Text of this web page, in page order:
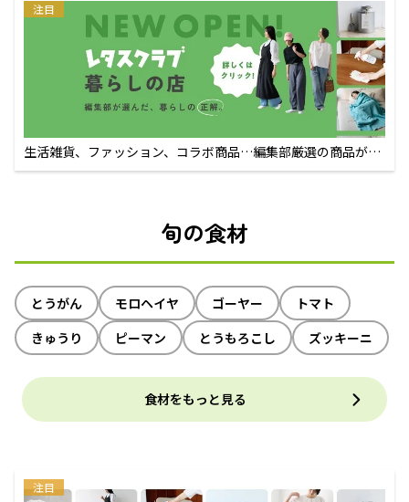
注目
生活雑貨、ファッション、コラボ商品…編集部厳選の商品が買
えるECサイト
旬の食材
とうがん モロヘイヤ ゴーヤー
トマト
きゅうり
ピーマン とうもろこし ズッキーニ
食材をもっと見る
注目